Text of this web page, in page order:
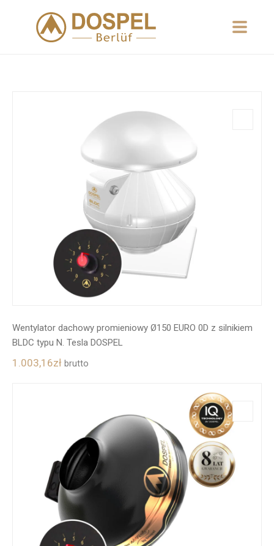
Wentylator dachowy promieniowy Ø150 EURO 0D z silnikiem
BLDC typu N. Tesla DOSPEL
1.003,16zł brutto